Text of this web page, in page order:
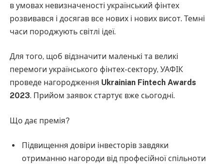
в умовах невизначеності український фінтех
розвивався і досягав все нових і нових висот. Темні
часи породжують світлі ідеї.
Для того, щоб відзначити маленькі та великі
перемоги українського фінтех-сектору, УАФІК
проведе нагородження Ukrainian Fintech Awards
2023. Прийом заявок стартує вже сьогодні.
Що дає премія?
Підвищення довіри інвесторів завдяки
отриманню нагороди від професійної спільноти